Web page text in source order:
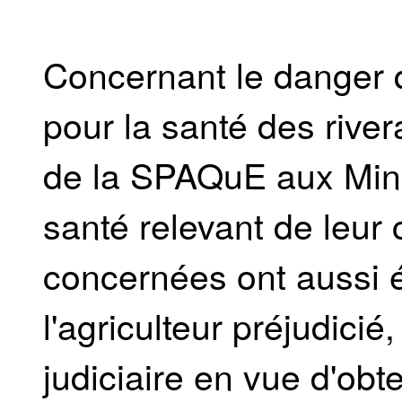
Concernant le
pour la santé des
de la SPAQuE aux
santé relevant de leur
concernées ont aussi
l'agriculteur
judiciaire en vue